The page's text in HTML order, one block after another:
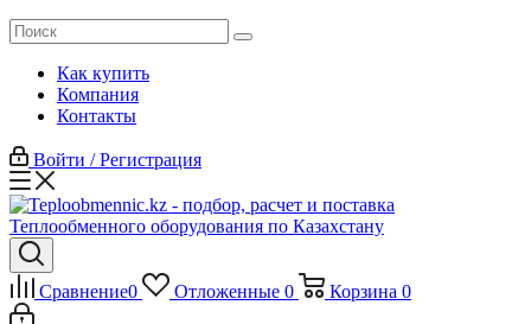
Как купить
Компания
Контакты
Войти / Регистрация
Сравнение0 Отложенные 0 Корзина 0